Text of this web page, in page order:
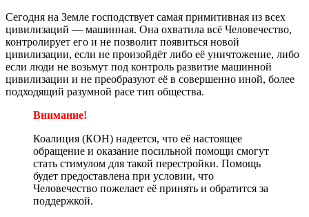
Сегодня на Земле господствует самая примитивная из всех
цивилизаций — машинная. Она охватила всё Человечество,
контролирует его и не позволит появиться новой
цивилизации, если не произойдёт либо её уничтожение, либо
если люди не возьмут под контроль развитие машинной
цивилизации и не преобразуют её в совершенно иной, более
подходящий разумной расе тип общества.
Внимание!
Коалиция (КОН) надеется, что её настоящее
обращение и оказание посильной помощи смогут
стать стимулом для такой перестройки. Помощь
будет предоставлена при условии, что
Человечество пожелает её принять и обратится за
поддержкой.